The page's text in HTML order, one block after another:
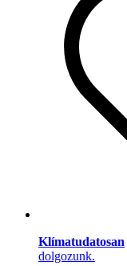
Klímatudatosan
dolgozunk.